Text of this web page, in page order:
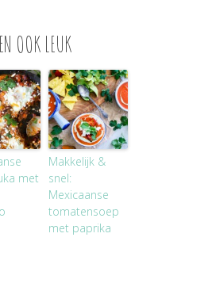
OOK LEUK
met
Makkelijk &
snel:
Mexicaanse
tomatensoep
met paprika